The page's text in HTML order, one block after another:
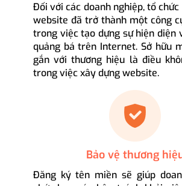
Đối với các doanh nghiệp, tổ chức
website đã trở thành một công
trong việc tạo dựng sự hiện diện
quảng bá trên Internet. Sở hữu
gắn với thương hiệu là điều
trong việc xây dựng website.
Bảo vệ thương
Đăng ký tên miền sẽ giúp